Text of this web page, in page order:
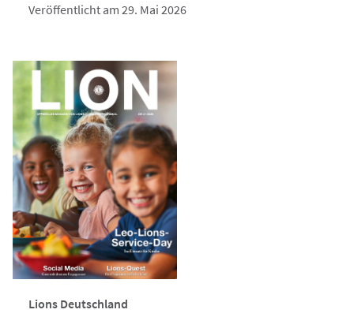
Veröffentlicht am 29. Mai 2026
Lions Deutschland